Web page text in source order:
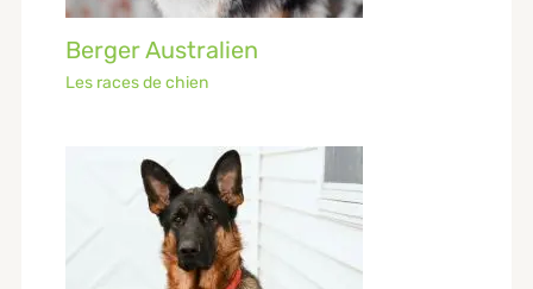
Berger Australien
Les races de chien